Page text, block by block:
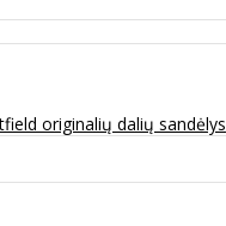
originalių dalių sandėlys